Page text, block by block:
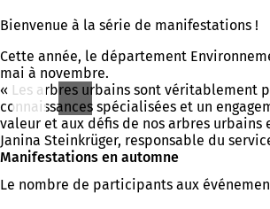
Bienvenue à la série de manifestations !
Cette année, le département
mai à novembre.
« Les arbres urbains sont véritablement
connaissances spécialisées et un
valeur et aux défis de nos arbres
Janina Steinkrüger, responsable du
Manifestations en automne
Le nombre de participants aux